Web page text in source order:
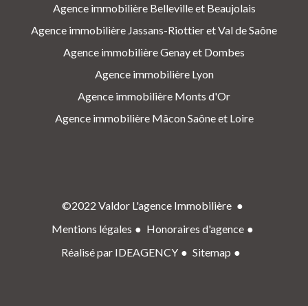
Agence immobilière Belleville et Beaujolais
Agence immobilière Jassans-Riottier et Val de Saône
Agence immobilière Genay et Dombes
Agence immobilière Lyon
Agence immobilière Monts d'Or
Agence immobilière Mâcon Saône et Loire
©2022 Valdor L'agence Immobilière
Mentions légales
Honoraires d'agence
Réalisé par IDEAGENCY
Sitemap